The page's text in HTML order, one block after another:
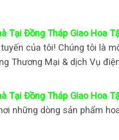
Tại Đồng Tháp Giao Hoa
của tôi! Chúng tôi là
Thương Mại & dịch Vụ
Tại Đồng Tháp Giao Hoa
những dòng sản phẩm